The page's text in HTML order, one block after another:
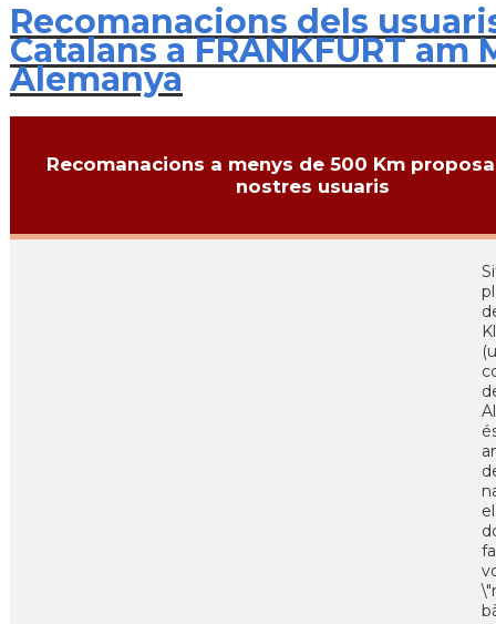
Recomanacions dels
Catalans a FRANKFURT am
Alemanya
Recomanacions a menys de 500 Km
nostres usuaris